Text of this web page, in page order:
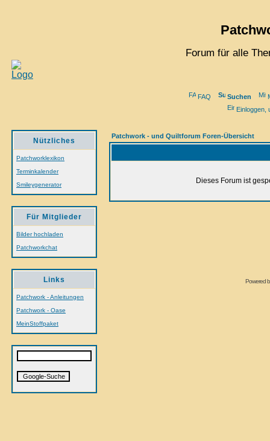
Forum für alle
FAQ Suchen
Einloggen,
Nützliches
Patchworklexikon
Terminkalender
Smileygenerator
Für Mitglieder
Bilder hochladen
Patchworkchat
Links
Patchwork - Anleitungen
Patchwork - Oase
MeinStoffpaket
Patchwork - und Quiltforum Foren-Übersicht
Dieses Forum ist
Powered